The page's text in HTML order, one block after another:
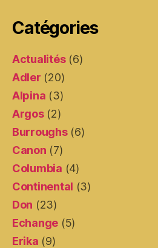
Catégories
Actualités(6)
Adler (20)
Alpina (3)
Argos(2)
Burroughs(6)
Canon (7)
Columbia (4)
Continental (3)
Don (23)
Echange (5)
Erika (9)